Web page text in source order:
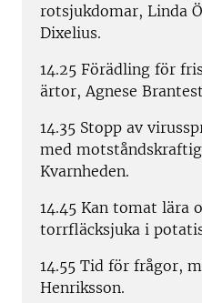
rotsjukdomar, Linda
Dixelius.
14.25 Förädling för
ärtor, Agnese
14.35 Stopp av
med
Kvarnheden.
14.45 Kan tomat lära
torrfläcksjuka i
14.55 Tid för frågor,
Henriksson.